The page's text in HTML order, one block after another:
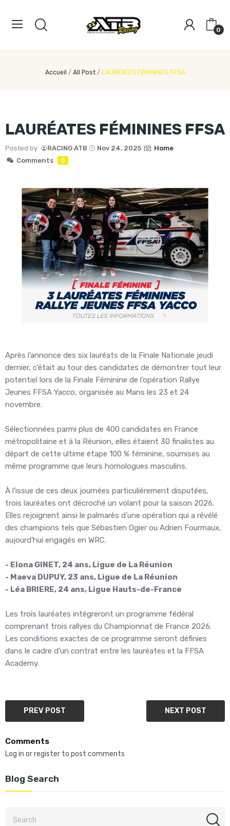
0
Accueil All Post LAURÉATES FÉMININES FFSA
LAURÉATES FÉMININES FFSA
Posted by RACING ATB Nov 24, 2025
Home
Comments
0
Après l’annonce des six lauréats de la Finale Nationale jeudi
dernier, c’était au tour des candidates de démontrer tout leur
potentiel lors de la Finale Féminine de l’opération Rallye
Jeunes FFSA Yacco, organisée au Mans les 23 et 24
novembre.
Sélectionnées parmi plus de 400 candidates en France
métropolitaine et à la Réunion, elles étaient 30 finalistes au
départ de cette ultime étape 100 % féminine, soumises au
même programme que leurs homologues masculins.
À l’issue de ces deux journées particulièrement disputées,
trois lauréates ont décroché un volant pour la saison 2026.
Elles rejoignent ainsi le palmarès d’une opération qui a révélé
des champions tels que Sébastien Ogier ou Adrien Fourmaux,
aujourd’hui engagés en WRC.
- Elona GINET, 24 ans, Ligue de La Réunion
- Maeva DUPUY, 23 ans, Ligue de La Réunion
- Léa BRIERE, 24 ans, Ligue Hauts-de-France
Les trois lauréates intégreront un programme fédéral
comprenant trois rallyes du Championnat de France 2026.
Les conditions exactes de ce programme seront définies
dans le cadre d’un contrat entre les lauréates et la FFSA
Academy.
PREV POST NEXT POST
Comments
Log in or register to post comments
Blog Search